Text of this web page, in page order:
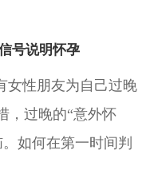
号说明怀孕
女性朋友为自己过晚
，过晚的“意外怀
如何在第一时间判